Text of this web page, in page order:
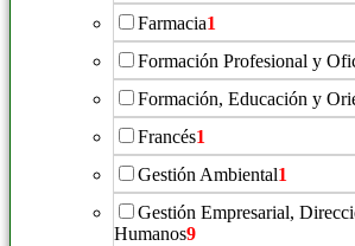
Farmacia1
Formación Profesional y
Formación, Educación y
Francés1
Gestión Ambiental1
Gestión Empresarial,
Humanos9